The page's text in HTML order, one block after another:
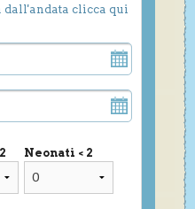
dall'andata clicca qui
Neonati < 2